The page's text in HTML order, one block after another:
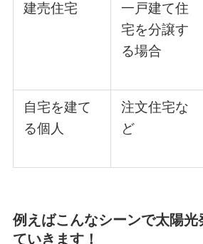
建売住宅
一戸建て住
宅を分譲す
る場合
自宅を建て
る個人
注文住宅な
ど
例えばこんなシーンで太陽光
ていきます！